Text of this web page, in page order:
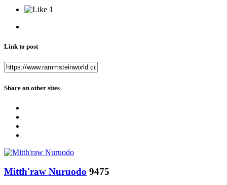
1
Link to post
Share on other sites
Mitth'raw Nuruodo 9475